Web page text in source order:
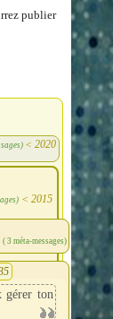
publier
< 2020
< 2015
( 3 méta-messages)
gérer ton